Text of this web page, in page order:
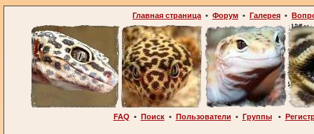
Главная страница • Форум • Галерея •
FAQ • Поиск• Пользователи • Группы•